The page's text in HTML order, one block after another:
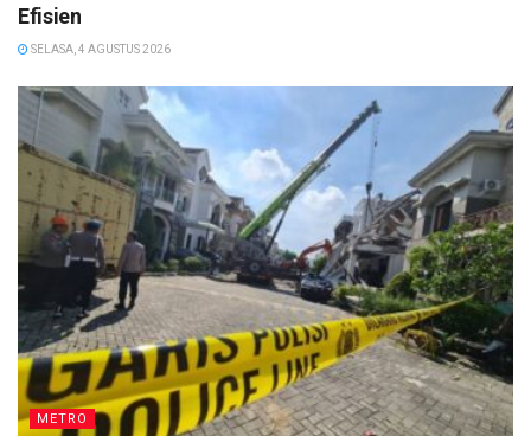
Efisien
SELASA, 4 AGUSTUS 2026
METRO